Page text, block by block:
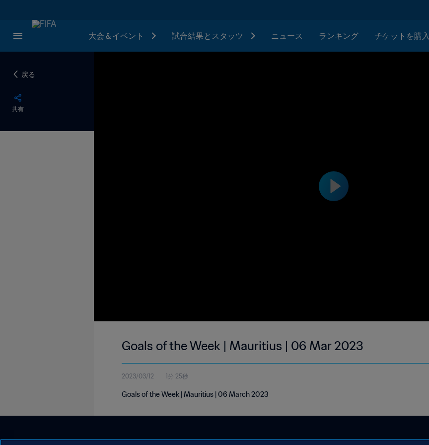
大会＆イベント 試合結果とスタッツ ニュース ランキング チケットを購入
戻る
共有
Goals of the Week | Mauritius | 06 Mar 2023
2023/03/12 1分 25秒
Goals of the Week | Mauritius | 06 March 2023